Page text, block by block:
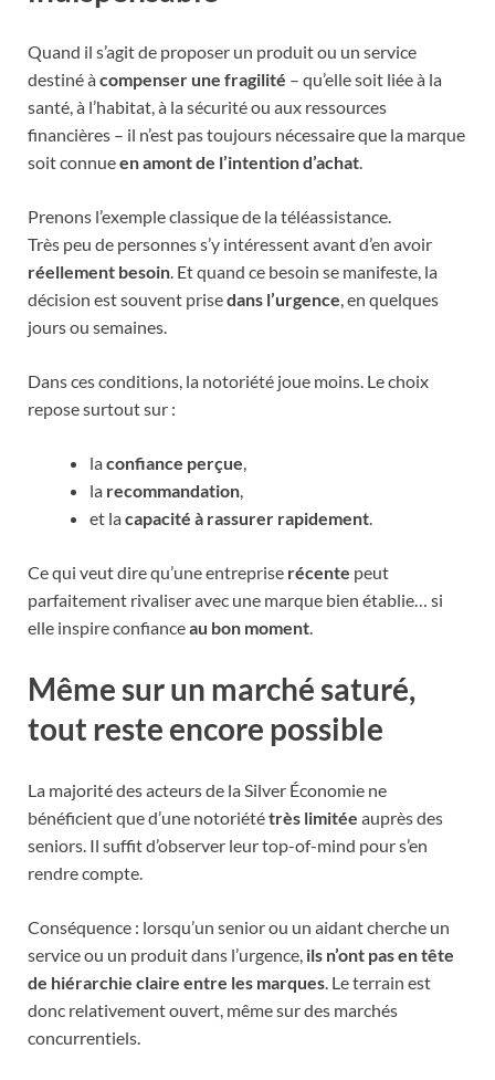
Quand il s’agit de proposer un produit ou un service
destiné àcompenser une fragilité – qu’elle soit liée à la
santé, à l’habitat, à la sécurité ou aux ressources
financières – il n’est pas toujours nécessaire que la marque
soit connueen amont de l’intention d’achat.
Prenons l’exemple classique de la téléassistance.
Très peu de personnes s’y intéressent avant d’en avoir
réellement besoin. Et quand ce besoin se manifeste, la
décision est souvent prisedans l’urgence, en quelques
jours ou semaines.
Dans ces conditions, la notoriété joue moins. Le choix
repose surtout sur :
laconfiance perçue,
la recommandation,
et lacapacité à rassurer rapidement.
Ce qui veut dire qu’une entreprise récente peut
parfaitement rivaliser avec une marque bien établie… si
elle inspire confianceau bon moment.
Même sur un marché saturé,
tout reste encore possible
La majorité des acteurs de la Silver Économie ne
bénéficient que d’une notoriététrès limitée auprès des
seniors. Il suffit d’observer leur top-of-mind pour s’en
rendre compte.
Conséquence : lorsqu’un senior ou un aidant cherche un
service ou un produit dans l’urgence, ils n’ont pas en tête
de hiérarchie claire entre les marques. Le terrain est
donc relativement ouvert, même sur des marchés
concurrentiels.